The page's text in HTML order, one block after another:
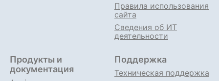
Правила использования
сайта
Сведения об ИТ
деятельности
Продукты и
документация
Поддержка
Техническая поддержка